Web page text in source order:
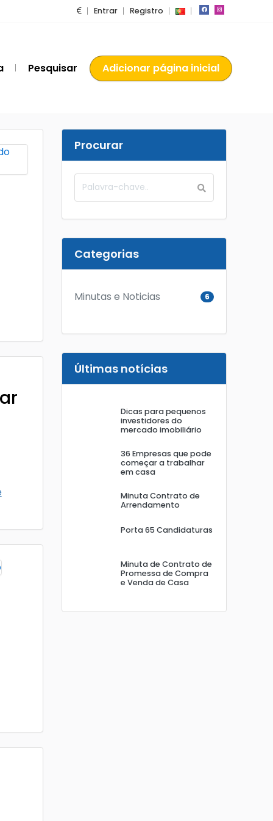
Entrar Registro
Pesquisar Adicionar página inicial
Procurar
Categorias
Minutas e Noticias 6
Últimas notícias
Dicas para pequenos
investidores do
mercado imobiliário
36 Empresas que pode
começar a trabalhar
em casa
Minuta Contrato de
Arrendamento
Porta 65 Candidaturas
Minuta de Contrato de
Promessa de Compra
e Venda de Casa